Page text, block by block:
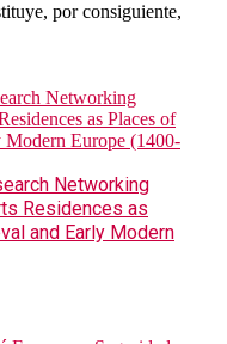
por consiguiente,
Networking
Residences as
and Early Modern